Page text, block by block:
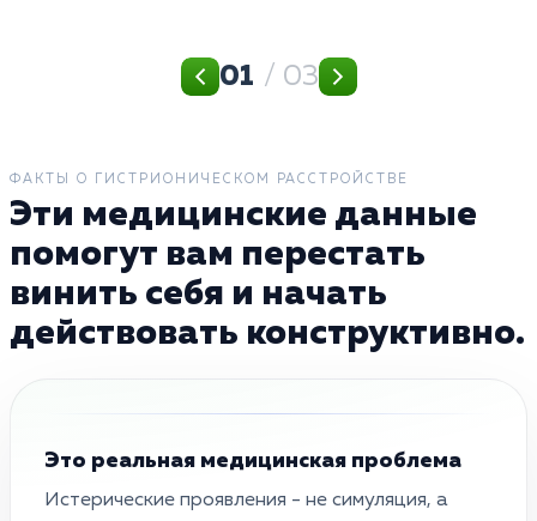
01 / 03
ФАКТЫ О ГИСТРИОНИЧЕСКОМ РАССТРОЙСТВЕ
Эти медицинские данные
помогут вам перестать
винить себя и начать
действовать конструктивно.
Это реальная медицинская проблема
Истерические проявления - не симуляция, а